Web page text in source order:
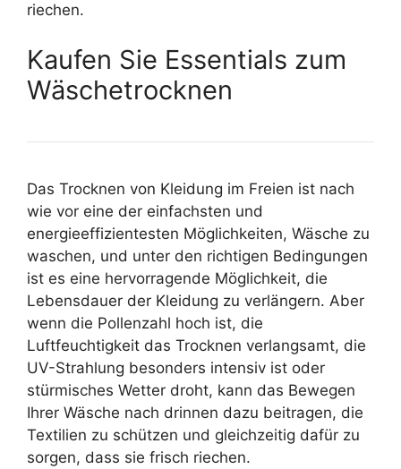
riechen.
Kaufen Sie Essentials zum
Wäschetrocknen
Das Trocknen von Kleidung im Freien ist nach
wie vor eine der einfachsten und
energieeffizientesten Möglichkeiten, Wäsche zu
waschen, und unter den richtigen Bedingungen
ist es eine hervorragende Möglichkeit, die
Lebensdauer der Kleidung zu verlängern. Aber
wenn die Pollenzahl hoch ist, die
Luftfeuchtigkeit das Trocknen verlangsamt, die
UV-Strahlung besonders intensiv ist oder
stürmisches Wetter droht, kann das Bewegen
Ihrer Wäsche nach drinnen dazu beitragen, die
Textilien zu schützen und gleichzeitig dafür zu
sorgen, dass sie frisch riechen.